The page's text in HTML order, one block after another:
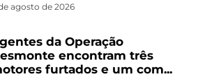
agosto de 2026
da Operação
encontram três
furtados e um com...